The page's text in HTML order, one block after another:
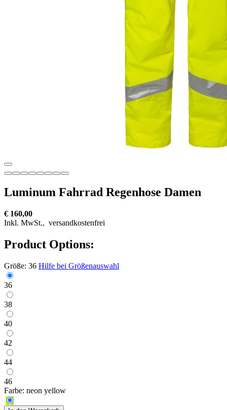
Luminum Fahrrad Regenhose Damen
€ 160,00
Inkl. MwSt., versandkostenfrei
Product Options:
Größe: 36 Hilfe bei Größenauswahl
36
38
40
42
44
46
Farbe: neon yellow